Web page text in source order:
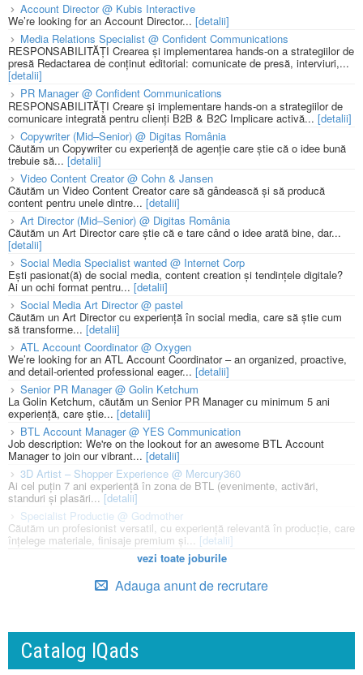
Account Director @ Kubis Interactive
We’re looking for an Account Director... [detalii]
Media Relations Specialist @ Confident Communications
RESPONSABILITĂȚI Crearea și implementarea hands-on a strategiilor de
presă Redactarea de conținut editorial: comunicate de presă, interviuri,...
[detalii]
PR Manager @ Confident Communications
RESPONSABILITĂȚI Creare și implementare hands-on a strategiilor de
comunicare integrată pentru clienți B2B & B2C Implicare activă... [detalii]
Copywriter (Mid–Senior) @ Digitas România
Căutăm un Copywriter cu experiență de agenție care știe că o idee bună
trebuie să... [detalii]
Video Content Creator @ Cohn & Jansen
Căutăm un Video Content Creator care să gândească și să producă
content pentru unele dintre... [detalii]
Art Director (Mid–Senior) @ Digitas România
Căutăm un Art Director care știe că e tare când o idee arată bine, dar...
[detalii]
Social Media Specialist wanted @ Internet Corp
Ești pasionat(ă) de social media, content creation și tendințele digitale?
Ai un ochi format pentru... [detalii]
Social Media Art Director @ pastel
Căutăm un Art Director cu experiență în social media, care să știe cum
să transforme... [detalii]
ATL Account Coordinator @ Oxygen
We’re looking for an ATL Account Coordinator – an organized, proactive,
and detail-oriented professional eager... [detalii]
Senior PR Manager @ Golin Ketchum
La Golin Ketchum, căutăm un Senior PR Manager cu minimum 5 ani
experiență, care știe... [detalii]
BTL Account Manager @ YES Communication
Job description: We're on the lookout for an awesome BTL Account
Manager to join our vibrant... [detalii]
3D Artist – Shopper Experience @ Mercury360
Ai cel puțin 7 ani experiență în zona de BTL (evenimente, activări,
standuri și plasări... [detalii]
Specialist Productie @ Godmother
Căutăm un profesionist versatil, cu experiență relevantă în producție, care
înțelege materiale, finisaje premium și... [detalii]
vezi toate joburile
Adauga anunt de recrutare
Catalog IQads